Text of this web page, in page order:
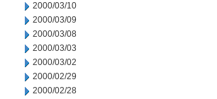
2000/03/10
2000/03/09
2000/03/08
2000/03/03
2000/03/02
2000/02/29
2000/02/28